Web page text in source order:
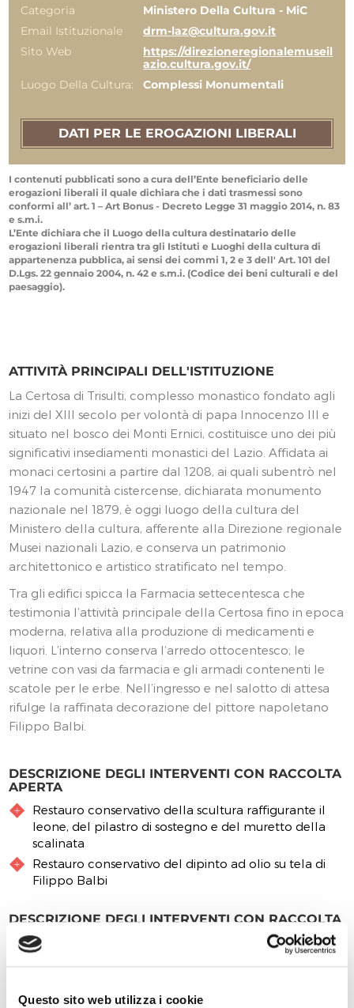
Questo sito web utilizza i cookie
Categoria
Ministero Della Cultura - MiC
Email Istituzionale
drm-laz@cultura.gov.it
Sito Web
https://direzioneregionalemuseil
azio.cultura.gov.it/
Luogo Della Cultura:
Complessi Monumentali
DATI PER LE EROGAZIONI LIBERALI
I contenuti pubblicati sono a cura dell’Ente beneficiario delle
erogazioni liberali il quale dichiara che i dati trasmessi sono
conformi all’ art. 1 – Art Bonus - Decreto Legge 31 maggio 2014, n. 83
e s.m.i.
L’Ente dichiara che il Luogo della cultura destinatario delle
erogazioni liberali rientra tra gli Istituti e Luoghi della cultura di
appartenenza pubblica, ai sensi dei commi 1, 2 e 3 dell' Art. 101 del
D.Lgs. 22 gennaio 2004, n. 42 e s.m.i. (Codice dei beni culturali e del
paesaggio).
ATTIVITÀ PRINCIPALI DELL'ISTITUZIONE
La Certosa di Trisulti, complesso monastico fondato agli
inizi del XIII secolo per volontà di papa Innocenzo III e
situato nel bosco dei Monti Ernici, costituisce uno dei più
significativi insediamenti monastici del Lazio. Affidata ai
monaci certosini a partire dal 1208, ai quali subentrò nel
1947 la comunità cistercense, dichiarata monumento
nazionale nel 1879, è oggi luogo della cultura del
Ministero della cultura, afferente alla Direzione regionale
Musei nazionali Lazio, e conserva un patrimonio
architettonico e artistico stratificato nel tempo.
Tra gli edifici spicca la Farmacia settecentesca che
testimonia l’attività principale della Certosa fino in epoca
moderna, relativa alla produzione di medicamenti e
liquori. L’interno conserva l’arredo ottocentesco, le
vetrine con vasi da farmacia e gli armadi contenenti le
scatole per le erbe. Nell’ingresso e nel salotto di attesa
rifulge la raffinata decorazione del pittore napoletano
Filippo Balbi.
DESCRIZIONE DEGLI INTERVENTI CON RACCOLTA
APERTA
Restauro conservativo della scultura raffigurante il
leone, del pilastro di sostegno e del muretto della
scalinata
Restauro conservativo del dipinto ad olio su tela di
Filippo Balbi
DESCRIZIONE DEGLI INTERVENTI CON RACCOLTA
CHIUSA
Restauro e musealizzazione Certosa di Trisulti